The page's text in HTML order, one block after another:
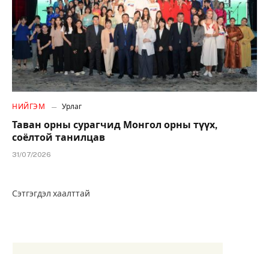
НИЙГЭМ Урлаг
Таван орны сурагчид Монгол орны түүх,
соёлтой танилцав
31/07/2026
Сэтгэгдэл хаалттай